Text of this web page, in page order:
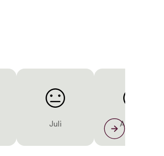
Juli August